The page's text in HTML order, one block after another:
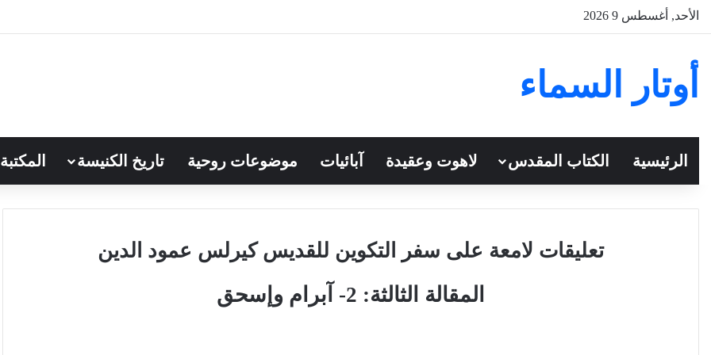
الأحد, أغسطس 9 2026
أوتار السماء
الرئيسية الكتاب المقدس لاهوت وعقيدة آبائيات موضوعات روحية تاريخ الكنيسة المكتبة
تعليقات لامعة على سفر التكوين للقديس كيرلس عمود الدين
المقالة الثالثة: 2- آبرام وإسحق